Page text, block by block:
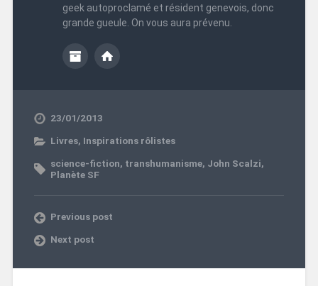
geek autoproclamé et résident genevois, donc
grande gueule. On vous aura prévenu.
23/01/2013
Livres, Inspirations rôlistes
science-fiction, transhumanisme, John Scalzi,
Planète SF
Previous post
Next post